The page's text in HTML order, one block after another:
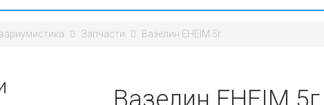
Запчасти Вазелин EHEIM 5г